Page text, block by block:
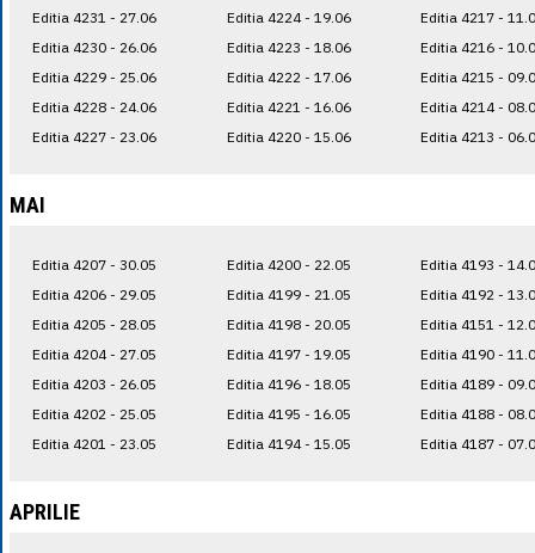
Editia 4231 - 27.06
Editia 4230 - 26.06
Editia 4229 - 25.06
Editia 4228 - 24.06
Editia 4227 - 23.06
Editia 4224 - 19.06
Editia 4223 - 18.06
Editia 4222 - 17.06
Editia 4221 - 16.06
Editia 4220 - 15.06
Editia 4217 -
Editia 4216 -
Editia 4215 -
Editia 4214 -
Editia 4213 -
MAI
Editia 4207 - 30.05
Editia 4206 - 29.05
Editia 4205 - 28.05
Editia 4204 - 27.05
Editia 4203 - 26.05
Editia 4202 - 25.05
Editia 4201 - 23.05
Editia 4200 - 22.05
Editia 4199 - 21.05
Editia 4198 - 20.05
Editia 4197 - 19.05
Editia 4196 - 18.05
Editia 4195 - 16.05
Editia 4194 - 15.05
Editia 4193 -
Editia 4192 -
Editia 4151 -
Editia 4190 -
Editia 4189 -
Editia 4188 -
Editia 4187 -
APRILIE